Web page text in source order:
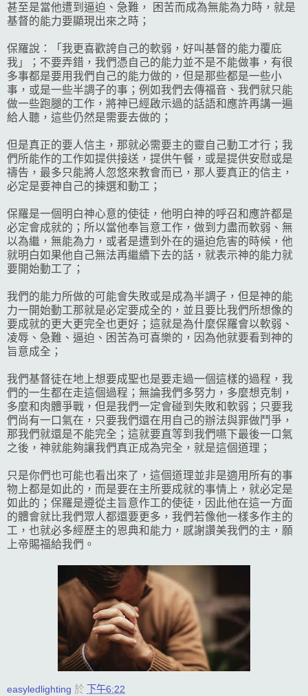
甚至是當他遭到逼迫、急難， 困苦而成為無能為力時，就是
基督的能力要顯現出來之時；
保羅說：「我更喜歡誇自己的軟弱，好叫基督的能力覆庇
我」；不要弄錯，我們憑自己的能力並不是不能做事，有很
多事都是要用我們自己的能力做的，但是那些都是一些小
事，或是一些半調子的事；例如我們去傳福音、我們就只能
做一些跑腿的工作，將神已經啟示過的話語和應許再講一遍
給人聽，這些仍然是需要去做的；
但是真正的要人信主，那就必需要主的靈自己動工才行；我
們所能作的工作如提供接送，提供午餐，或是提供安慰或是
禱告，最多只能將人忽悠來教會而已，那人要真正的信主，
必定是要神自己的揀選和動工；
保羅是一個明白神心意的使徒，他明白神的呼召和應許都是
必定會成就的；所以當他奉旨意工作，做到力盡而軟弱、無
以為繼，無能為力，或者是遭到外在的逼迫危害的時候，他
就明白如果他自己無法再繼續下去的話，就表示神的能力就
要開始動工了；
我們的能力所做的可能會失敗或是成為半調子，但是神的能
力一開始動工那就是必定要成全的，並且要比我們所想像的
要成就的更大更完全也更好；這就是為什麼保羅會以軟弱、
凌辱、急難、逼迫、困苦為可喜樂的，因為他就要看到神的
旨意成全；
我們基督徒在地上想要成聖也是要走過一個這樣的過程，我
們的一生都在走這個過程；無論我們多努力，多麼想克制，
多麼和肉體爭戰，但是我們一定會碰到失敗和軟弱；只要我
們尚有一口氣在，只要我們還在用自己的辦法與罪做鬥爭，
那我們就還是不能完全；這就要直等到我們嚥下最後一口氣
之後，神就能夠讓我們真正成為完全，就是這個道理；
只是你們也可能也看出來了，這個道理並非是適用所有的事
物上都是如此的，而是要在主所要成就的事情上，就必定是
如此的；保羅是遵從主旨意作工的使徒，因此他在這一方面
的體會就比我們眾人都還要更多，我們若像他一樣多作主的
工，也就必多經歷主的恩典和能力，感謝讚美我們的主，願
上帝賜福給我們。
easyledlighting 於 下午6:22